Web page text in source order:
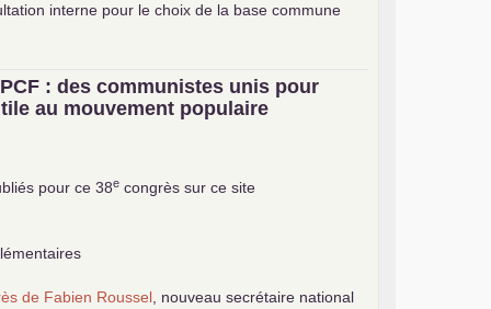
interne pour le choix de la base commune
PCF : des communistes unis pour
au mouvement populaire
pour ce 38e congrès sur ce site
de Fabien Roussel , nouveau secrétaire national